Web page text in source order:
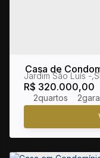
Casa de
R$ 320.000,00
Jardim São Luís ,
2 2